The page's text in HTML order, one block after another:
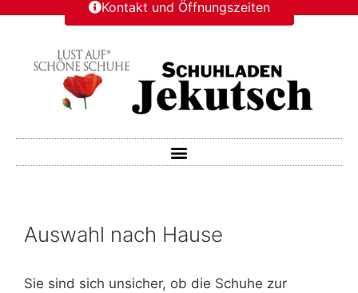
Kontakt und Öffnungszeiten
Auswahl nach Hause
Sie sind sich unsicher, ob die Schuhe zur